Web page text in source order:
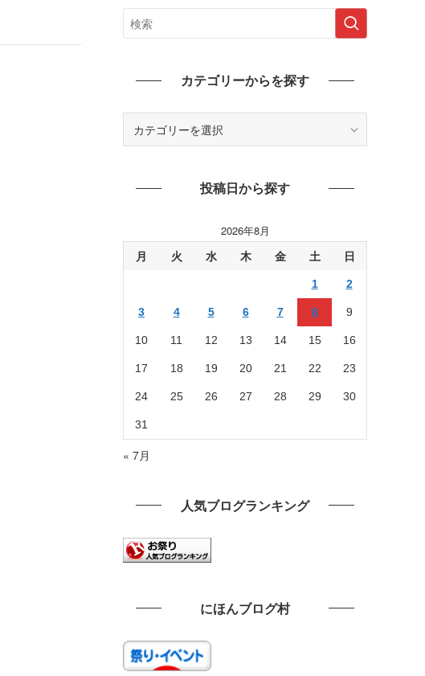
カテゴリーからを探す
を
投稿日から探す
2026年8月
月 火 水 木 金 土 日
1 2
3 4 5 6 7 8 9
10 11 12 13 14 15 16
17 18 19 20 21 22 23
24 25 26 27 28 29 30
31
« 7月
人気ブログランキング
にほんブログ村